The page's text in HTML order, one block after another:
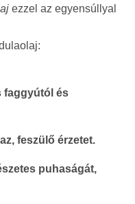
ezzel az egyensúllyal
faggyútól és
feszülő érzetet.
puhaságát,